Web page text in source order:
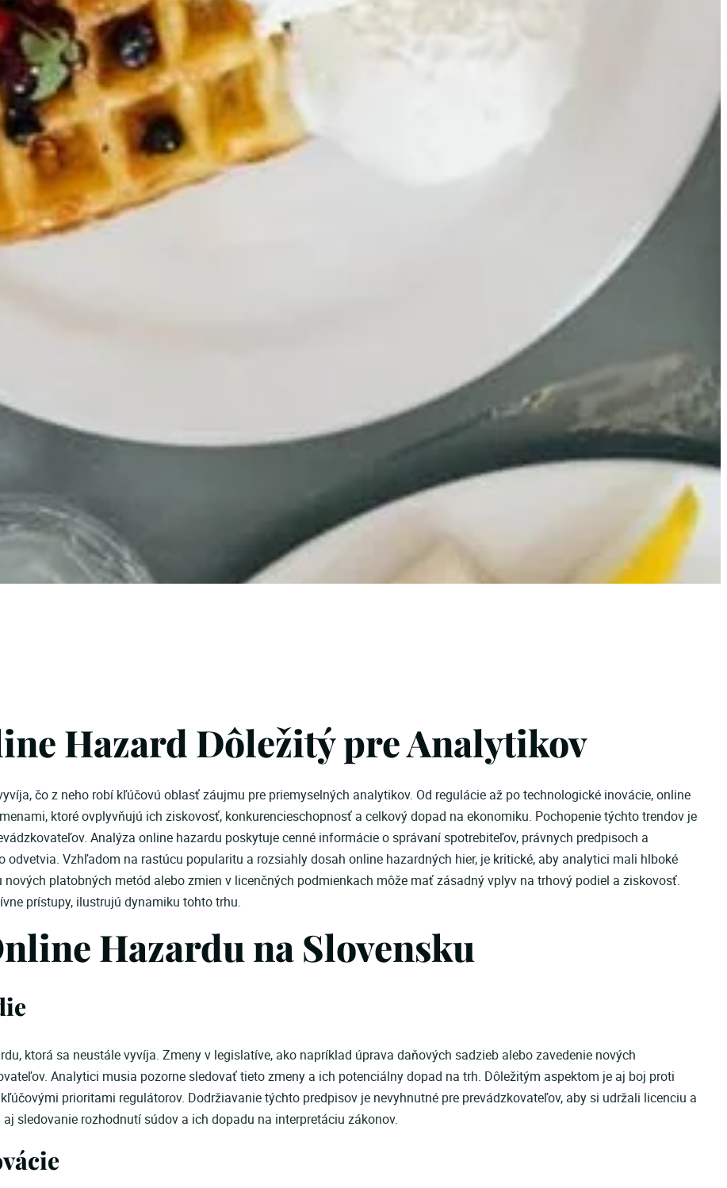
Hazard Dôležitý pre Analytikov
čo z neho robí kľúčovú oblasť záujmu pre priemyselných analytikov. Od regulácie až po technologické inovácie, online
ktoré ovplyvňujú ich ziskovosť, konkurencieschopnosť a celkový dopad na ekonomiku. Pochopenie týchto trendov je
Analýza online hazardu poskytuje cenné informácie o správaní spotrebiteľov, právnych predpisoch a
Vzhľadom na rastúcu popularitu a rozsiahly dosah online hazardných hier, je kritické, aby analytici mali hlboké
platobných metód alebo zmien v licenčných podmienkach môže mať zásadný vplyv na trhový podiel a ziskovosť.
prístupy, ilustrujú dynamiku tohto trhu.
Hazardu na Slovensku
ktorá sa neustále vyvíja. Zmeny v legislatíve, ako napríklad úprava daňových sadzieb alebo zavedenie nových
Analytici musia pozorne sledovať tieto zmeny a ich potenciálny dopad na trh. Dôležitým aspektom je aj boj proti
prioritami regulátorov. Dodržiavanie týchto predpisov je nevyhnutné pre prevádzkovateľov, aby si udržali licenciu a
sledovanie rozhodnutí súdov a ich dopadu na interpretáciu zákonov.